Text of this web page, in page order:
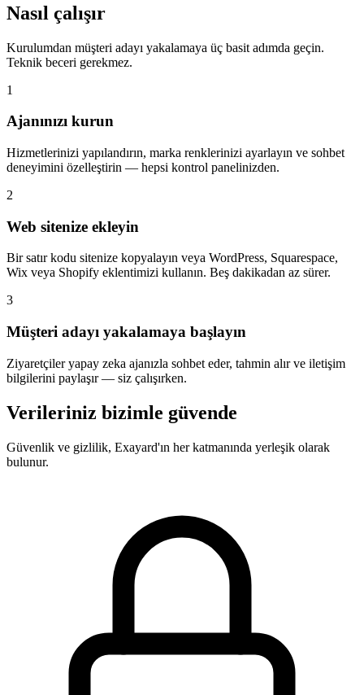
Nasıl çalışır
Kurulumdan müşteri adayı yakalamaya üç basit adımda geçin.
Teknik beceri gerekmez.
1
Ajanınızı kurun
Hizmetlerinizi yapılandırın, marka renklerinizi ayarlayın ve sohbet
deneyimini özelleştirin — hepsi kontrol panelinizden.
2
Web sitenize ekleyin
Bir satır kodu sitenize kopyalayın veya WordPress, Squarespace,
Wix veya Shopify eklentimizi kullanın. Beş dakikadan az sürer.
3
Müşteri adayı yakalamaya başlayın
Ziyaretçiler yapay zeka ajanızla sohbet eder, tahmin alır ve iletişim
bilgilerini paylaşır — siz çalışırken.
Verileriniz bizimle güvende
Güvenlik ve gizlilik, Exayard'ın her katmanında yerleşik olarak
bulunur.